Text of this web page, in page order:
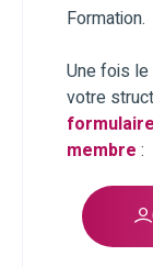
Formation.
Une fois
votre
membre :